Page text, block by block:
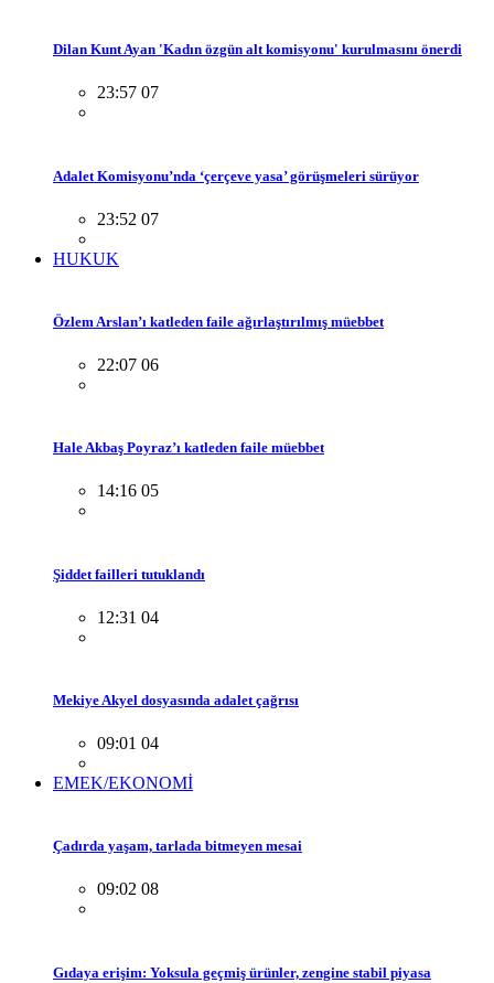
Dilan Kunt Ayan 'Kadın özgün alt komisyonu' kurulmasını önerdi
23:57 07
Adalet Komisyonu’nda ‘çerçeve yasa’ görüşmeleri sürüyor
23:52 07
HUKUK
Özlem Arslan’ı katleden faile ağırlaştırılmış müebbet
22:07 06
Hale Akbaş Poyraz’ı katleden faile müebbet
14:16 05
Şiddet failleri tutuklandı
12:31 04
Mekiye Akyel dosyasında adalet çağrısı
09:01 04
EMEK/EKONOMİ
Çadırda yaşam, tarlada bitmeyen mesai
09:02 08
Gıdaya erişim: Yoksula geçmiş ürünler, zengine stabil piyasa